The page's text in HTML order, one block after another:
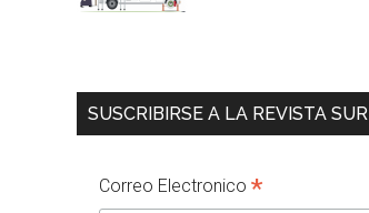
SUSCRIBIRSE A LA REVISTA SUR
Correo Electronico *